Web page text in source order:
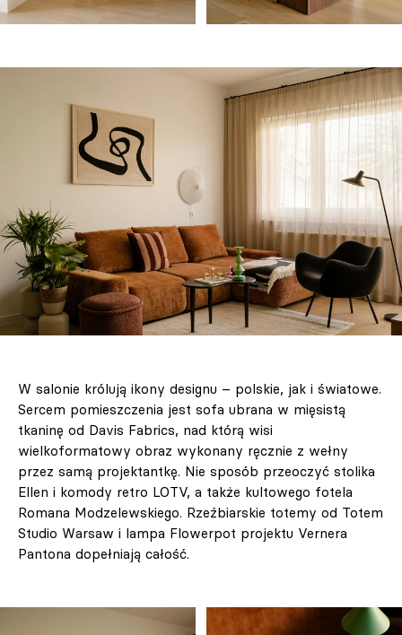
W salonie królują ikony designu – polskie, jak i światowe.
Sercem pomieszczenia jest sofa ubrana w mięsistą
tkaninę od Davis Fabrics, nad którą wisi
wielkoformatowy obraz wykonany ręcznie z wełny
przez samą projektantkę. Nie sposób przeoczyć stolika
Ellen i komody retro LOTV, a także kultowego fotela
Romana Modzelewskiego. Rzeźbiarskie totemy od Totem
Studio Warsaw i lampa Flowerpot projektu Vernera
Pantona dopełniają całość.